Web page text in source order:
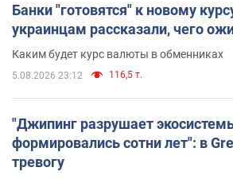
Банки "готовятся" к новому
украинцам рассказали, чего
Каким будет курс валюты в обменниках
5.08.2026 23:12 116,5 т.
"Джипинг разрушает
формировались сотни лет": в
тревогу